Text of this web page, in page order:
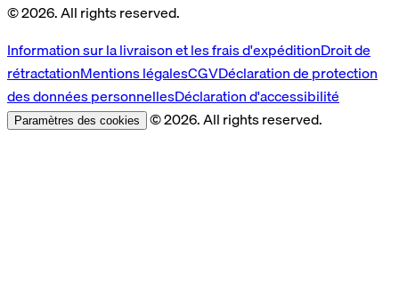
© 2026. All rights reserved.
Information sur la livraison et les frais d'expéditionDroit de
rétractationMentions légalesCGVDéclaration de protection
des données personnellesDéclaration d'accessibilité
Paramètres des cookies © 2026. All rights reserved.